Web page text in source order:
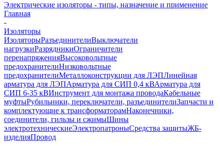
Электрические изоляторы - типы, назначение и применение
Главная
-
Изоляторы
ИзоляторыРазъединителиВыключатели
нагрузкиРазрядникиОграничители
перенапряженияВысоковольтные
предохранителиНизковольтные
предохранителиМеталлоконструкции для ЛЭПЛинейная
арматура для ЛЭПАрматура для СИП 0,4 кВАрматура для
СИП 6-35 кВИнструмент для монтажа проводаКабельные
муфтыРубильники, переключатели, разъединителиЗапчасти и
комплектующие к трансформаторамНаконечники,
соединители, гильзы и сжимыШины
электротехническиеЭлектропатроныСредства защитыЖБ-
изделияПровод